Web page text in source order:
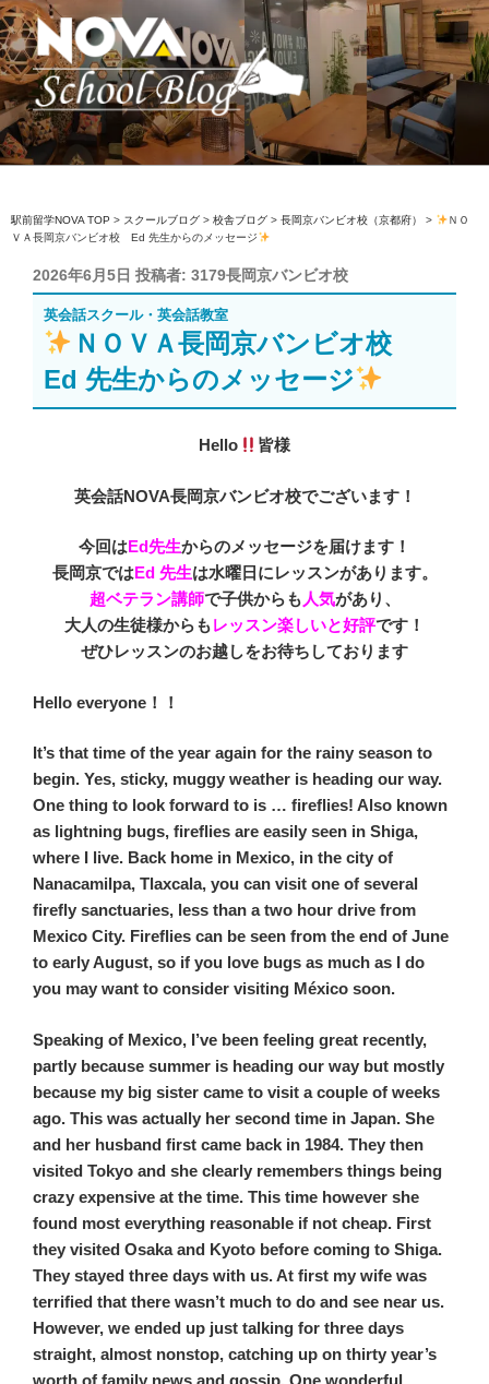
コ
ン
テ
ン
ツ
へ
ス
ッ
駅前留学NOVA【公式】スクールブロ
英会話スクール・英会話教室
駅前留学NOVA TOP > スクールブログ > 校舎ブログ > 長岡京バンビオ校（京都府） >
ＮＯ
ＶＡ長岡京バンビオ校 Ed 先生からのメッセージ
投
稿
日:
2026年6月5日 投稿者: 3179長岡京バンビオ校
英会話スクール・英会話教室
ＮＯＶＡ長岡京バンビオ校
Ed 先生からのメッセージ
Hello 皆様
英会話NOVA長岡京バンビオ校でございます！
今回はEd先生からのメッセージを届けます！
長岡京ではEd 先生は水曜日にレッスンがあります。
超ベテラン講師で子供からも 人気があり、
大人の生徒様からもレッスン楽しいと好評です！
ぜひレッスンのお越しをお待ちしております
Hello everyone！！
It’s that time of the year again for the rainy season to
begin. Yes, sticky, muggy weather is heading our way.
One thing to look forward to is … fireflies! Also known
as lightning bugs, fireflies are easily seen in Shiga,
where I live. Back home in Mexico, in the city of
Nanacamilpa, Tlaxcala, you can visit one of several
firefly sanctuaries, less than a two hour drive from
Mexico City. Fireflies can be seen from the end of June
to early August, so if you love bugs as much as I do
you may want to consider visiting México soon.
Speaking of Mexico, I’ve been feeling great recently,
partly because summer is heading our way but mostly
because my big sister came to visit a couple of weeks
ago. This was actually her second time in Japan. She
and her husband first came back in 1984. They then
visited Tokyo and she clearly remembers things being
crazy expensive at the time. This time however she
found most everything reasonable if not cheap. First
they visited Osaka and Kyoto before coming to Shiga.
They stayed three days with us. At first my wife was
terrified that there wasn’t much to do and see near us.
However, we ended up just talking for three days
straight, almost nonstop, catching up on thirty year’s
worth of family news and gossip. One wonderful